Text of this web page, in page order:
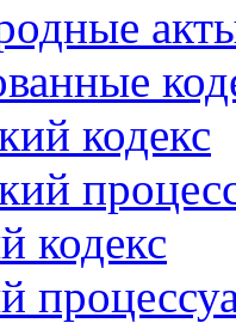
кодекс
кодекс